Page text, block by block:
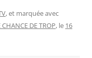
, et marquée avec
CHANCE DE TROP, le 16